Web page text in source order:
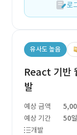
로
유사도 높음
React 기반
발
예상 금액
예상 기간
50일
개발